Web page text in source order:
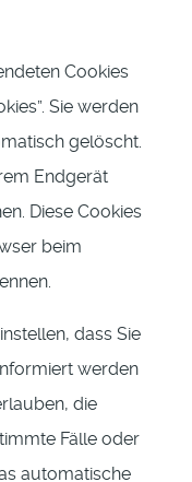
Cookies
Sie werden
gelöscht.
Endgerät
Diese Cookies
beim
dass Sie
werden
die
Fälle oder
automatische